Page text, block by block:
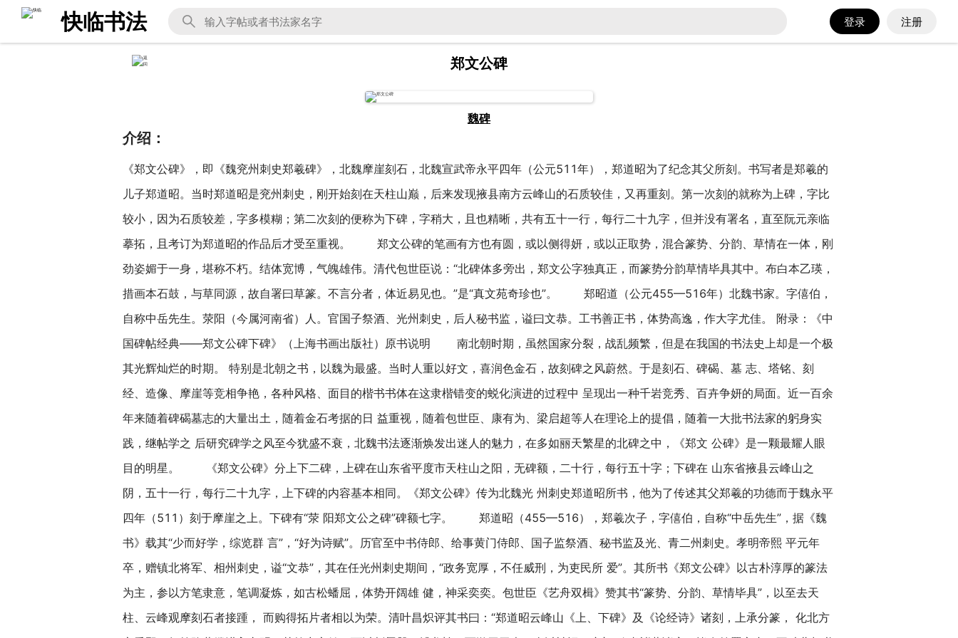
快临书法 注册
登录
郑文公碑
魏碑
介绍：
《郑文公碑》，即《魏兖州刺史郑羲碑》，北魏摩崖刻石，北魏宣武帝永平四年（公元511年），郑道昭为了纪念其父所刻。书写者是郑羲的
儿子郑道昭。当时郑道昭是兖州刺史，刚开始刻在天柱山巅，后来发现掖县南方云峰山的石质较佳，又再重刻。第一次刻的就称为上碑，字比
较小，因为石质较差，字多模糊；第二次刻的便称为下碑，字稍大，且也精晰，共有五十一行，每行二十九字，但并没有署名，直至阮元亲临
摹拓，且考订为郑道昭的作品后才受至重视。 郑文公碑的笔画有方也有圆，或以侧得妍，或以正取势，混合篆势、分韵、草情在一体，刚
劲姿媚于一身，堪称不朽。结体宽博，气魄雄伟。清代包世臣说：“北碑体多旁出，郑文公字独真正，而篆势分韵草情毕具其中。布白本乙瑛，
措画本石鼓，与草同源，故自署曰草篆。不言分者，体近易见也。”是“真文苑奇珍也”。 郑昭道（公元455—516年）北魏书家。字僖伯，
自称中岳先生。荥阳（今属河南省）人。官国子祭酒、光州刺史，后人秘书监，谥曰文恭。工书善正书，体势高逸，作大字尤佳。 附录：《中
国碑帖经典——郑文公碑下碑》（上海书画出版社）原书说明 南北朝时期，虽然国家分裂，战乱频繁，但是在我国的书法史上却是一个极
其光辉灿烂的时期。 特别是北朝之书，以魏为最盛。当时人重以好文，喜润色金石，故刻碑之风蔚然。于是刻石、碑碣、墓 志、塔铭、刻
经、造像、摩崖等竞相争艳，各种风格、面目的楷书书体在这隶楷错变的蜕化演进的过程中 呈现出一种千岩竞秀、百卉争妍的局面。近一百余
年来随着碑碣墓志的大量出土，随着金石考据的日 益重视，随着包世臣、康有为、梁启超等人在理论上的提倡，随着一大批书法家的躬身实
践，继帖学之 后研究碑学之风至今犹盛不衰，北魏书法逐渐焕发出迷人的魅力，在多如丽天繁星的北碑之中，《郑文 公碑》是一颗最耀人眼
目的明星。 《郑文公碑》分上下二碑，上碑在山东省平度市天柱山之阳，无碑额，二十行，每行五十字；下碑在 山东省掖县云峰山之
阴，五十一行，每行二十九字，上下碑的内容基本相同。《郑文公碑》传为北魏光 州刺史郑道昭所书，他为了传述其父郑羲的功德而于魏永平
四年（511）刻于摩崖之上。下碑有“荥 阳郑文公之碑”碑额七字。 郑道昭（455—516），郑羲次子，字僖伯，自称“中岳先生”，据《魏
书》载其“少而好学，综览群 言”，“好为诗赋”。历官至中书侍郎、给事黄门侍郎、国子监祭酒、秘书监及光、青二州刺史。孝明帝熙 平元年
卒，赠镇北将军、相州刺史，谥“文恭”，其在任光州刺史期间，“政务宽厚，不任威刑，为吏民所 爱”。其所书《郑文公碑》以古朴淳厚的篆法
为主，参以方笔隶意，笔调凝炼，如古松蟠屈，体势开阔雄 健，神采奕奕。包世臣《艺舟双楫》赞其书“篆势、分韵、草情毕具”，以至去天
柱、云峰观摩刻石者接踵， 而购得拓片者相以为荣。清叶昌炽评其书曰：“郑道昭云峰山《上、下碑》及《论经诗》诸刻，上承分篆， 化北方